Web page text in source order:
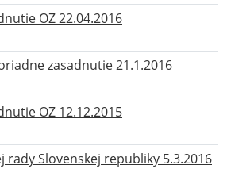
OZ 22.04.2016
zasadnutie 21.1.2016
OZ 12.12.2015
rady Slovenskej republiky 5.3.2016